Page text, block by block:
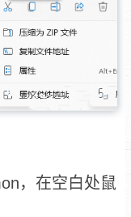
，在空白处鼠